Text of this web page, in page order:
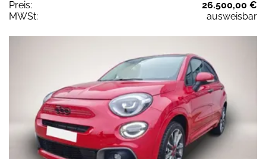
Preis:
26.500,00 €
MWSt:
ausweisbar